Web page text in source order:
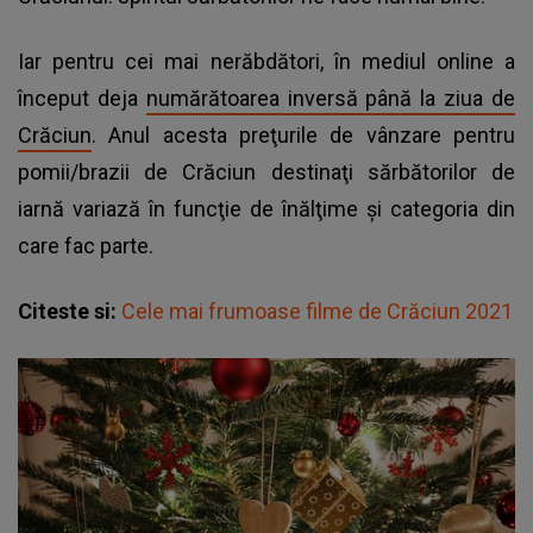
Iar pentru cei mai nerăbdători, în mediul online a
început deja numărătoarea inversă până la ziua de
Crăciun. Anul acesta preţurile de vânzare pentru
pomii/brazii de Crăciun destinaţi sărbătorilor de
iarnă variază în funcţie de înălţime şi categoria din
care fac parte.
Citeste si: Cele mai frumoase filme de Crăciun 2021